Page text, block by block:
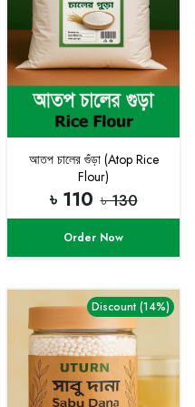
আতপ চালের গুঁড়া (Atop Rice
Flour)
৳ 110 ৳ 130
Order Now
Discount (14%)